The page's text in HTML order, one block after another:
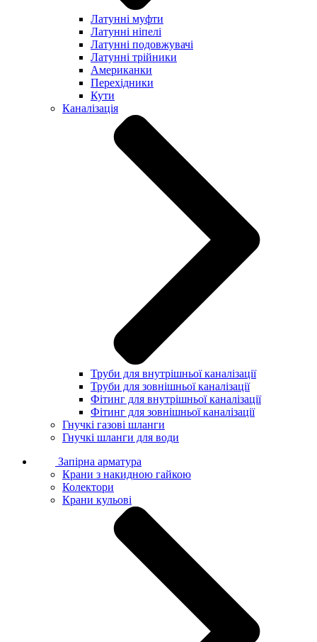
Латунні муфти
Латунні ніпелі
Латунні подовжувачі
Латунні трійники
Американки
Перехідники
Кути
Каналізація
Труби для внутрішньої каналізації
Труби для зовнішньої каналізації
Фітинг для внутрішньої каналізації
Фітинг для зовнішньої каналізації
Гнучкі газові шланги
Гнучкі шланги для води
Запірна арматура
Крани з накидною гайкою
Колектори
Крани кульові